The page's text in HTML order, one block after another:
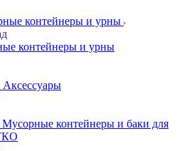
контейнеры и урны
контейнеры и урны
Аксессуары
Мусорные контейнеры и баки для